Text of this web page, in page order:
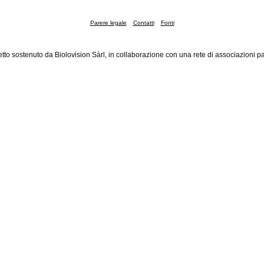
Parere legale Contatti Fonti
sostenuto da Biolovision Sàrl, in collaborazione con una rete di associazioni